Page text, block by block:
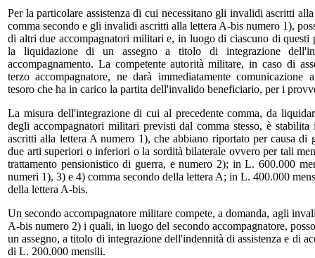
Per la particolare assistenza di cui necessitano gli invalidi ascritti
comma secondo e gli invalidi ascritti alla lettera A-bis numero 1),
di altri due accompagnatori militari e, in luogo di ciascuno di questi
la liquidazione di un assegno a titolo di integrazione
accompagnamento. La competente autorità militare, in caso di
terzo accompagnatore, ne darà immediatamente comunicazione
tesoro che ha in carico la partita dell'invalido beneficiario, per i
La misura dell'integrazione di cui al precedente comma, da
degli accompagnatori militari previsti dal comma stesso, è
ascritti alla lettera A numero 1), che abbiano riportato per causa di
due arti superiori o inferiori o la sordità bilaterale ovvero per tali
trattamento pensionistico di guerra, e numero 2); in L. 600.000
numeri 1), 3) e 4) comma secondo della lettera A; in L. 400.000
della lettera A-bis.
Un secondo accompagnatore militare compete, a domanda, agli
A-bis numero 2) i quali, in luogo del secondo accompagnatore,
un assegno, a titolo di integrazione dell'indennità di assistenza e di
di L. 200.000 mensili.